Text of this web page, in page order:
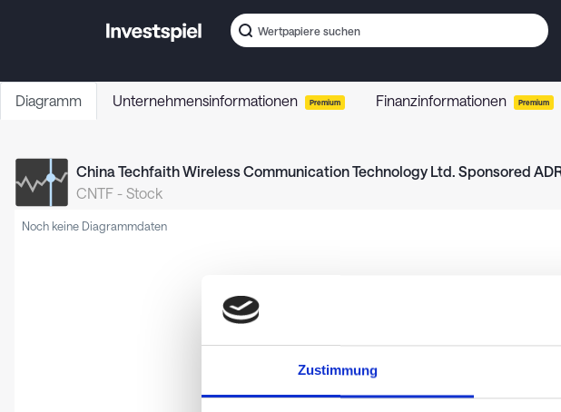
Zustimmung
Diagramm Unternehmensinformationen Premium Finanzinformationen Premium
China Techfaith Wireless Communication Technology Ltd. Sponsored
CNTF - Stock
Noch keine Diagrammdaten